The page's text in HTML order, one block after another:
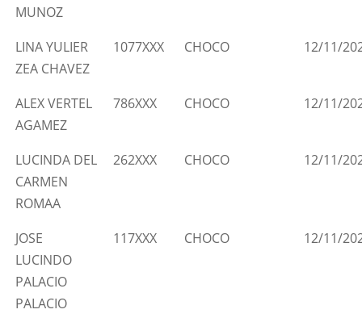
MUNOZ
LINA YULIER
ZEA CHAVEZ
1077XXX CHOCO 12/11/
ALEX VERTEL
AGAMEZ
786XXX CHOCO 12/11/
LUCINDA DEL
CARMEN
ROMAA
262XXX CHOCO 12/11/
JOSE
LUCINDO
PALACIO
PALACIO
117XXX CHOCO 12/11/